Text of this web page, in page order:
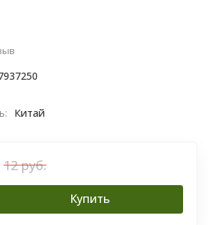
Китай
12 руб.
Купить